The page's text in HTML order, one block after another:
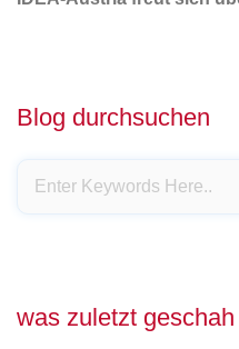
Blog durchsuchen
was zuletzt geschah